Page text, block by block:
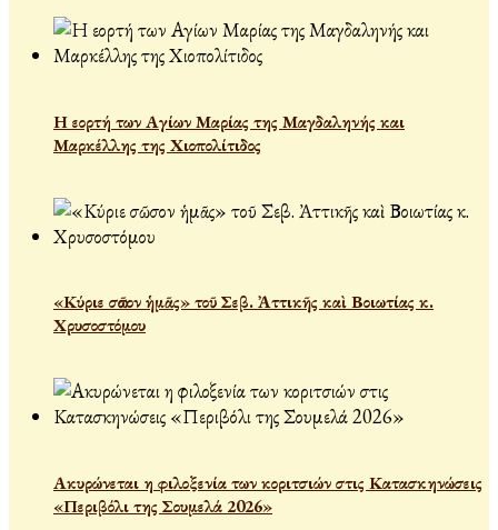
Η εορτή των Αγίων Μαρίας της Μαγδαληνής και
Μαρκέλλης της Χιοπολίτιδος
«Κύριε σῶσον ἡμᾶς» τοῦ Σεβ. Ἀττικῆς καὶ Βοιωτίας κ.
Χρυσοστόμου
Ακυρώνεται η φιλοξενία των κοριτσιών στις Κατασκηνώσεις
«Περιβόλι της Σουμελά 2026»